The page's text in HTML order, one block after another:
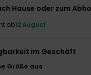
Hause oder zum
ab12 August
im Geschäft
Größe aus